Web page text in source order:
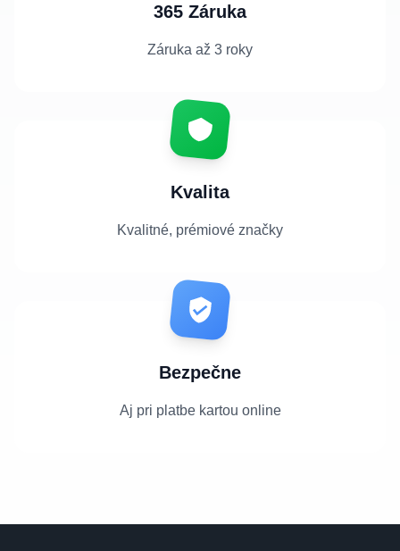
365 Záruka
Záruka až 3 roky
Kvalita
Kvalitné, prémiové značky
Bezpečne
Aj pri platbe kartou online